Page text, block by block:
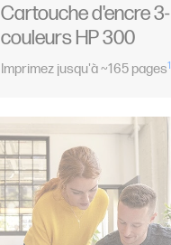
Cartouche d'encre 3-
couleurs HP 300
Imprimez jusqu'à ~165 pages1